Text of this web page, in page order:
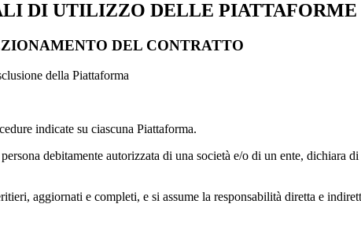
DI UTILIZZO DELLE PIATTAFORME
DEL CONTRATTO
della Piattaforma
indicate su ciascuna Piattaforma.
debitamente autorizzata di una società e/o di un ente, dichiara
aggiornati e completi, e si assume la responsabilità diretta e